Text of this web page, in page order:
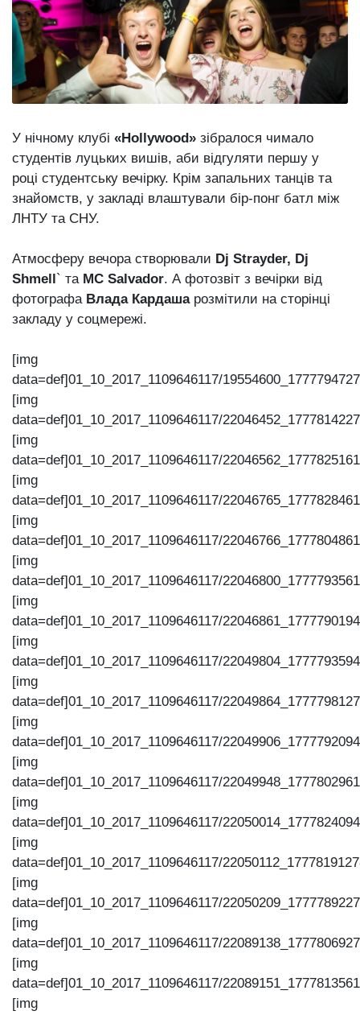
XIX
Спартакіада
VolWe...
29 Липня 2026
566 переглядів
Всі розділи
Лайф
Афіша
ZONE 18+
Політика конфіденційності
У нічному клубі «Hollywood» зібралося чимало
студентів луцьких вишів, аби відгуляти першу у
році студентську вечірку. Крім запальних танців та
знайомств, у закладі влаштували бір-понг батл між
ЛНТУ та СНУ.
Атмосферу вечора створювали Dj Strayder, Dj
Shmell
` та MC Salvador. А фотозвіт з вечірки від
фотографа Влада Кардашарозмітили на сторінці
закладу у соцмережі.
[img
data=def]01_10_2017_1109646117/
[img
data=def]01_10_2017_1109646117/
[img
data=def]01_10_2017_1109646117/
[img
data=def]01_10_2017_1109646117/
[img
data=def]01_10_2017_1109646117/
[img
data=def]01_10_2017_1109646117/
[img
data=def]01_10_2017_1109646117/
[img
data=def]01_10_2017_1109646117/
[img
data=def]01_10_2017_1109646117/
[img
data=def]01_10_2017_1109646117/
[img
data=def]01_10_2017_1109646117/
[img
data=def]01_10_2017_1109646117/
[img
data=def]01_10_2017_1109646117/
[img
data=def]01_10_2017_1109646117/
[img
data=def]01_10_2017_1109646117/
[img
data=def]01_10_2017_1109646117/
[img